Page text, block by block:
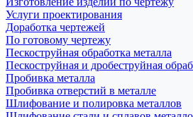
Услуги проектирования
Доработка чертежей
По готовому чертежу
Пескоструйная обработка металла
Пескоструйная и дробеструйная
Пробивка металла
Пробивка отверстий в металле
Шлифование и полировка металлов